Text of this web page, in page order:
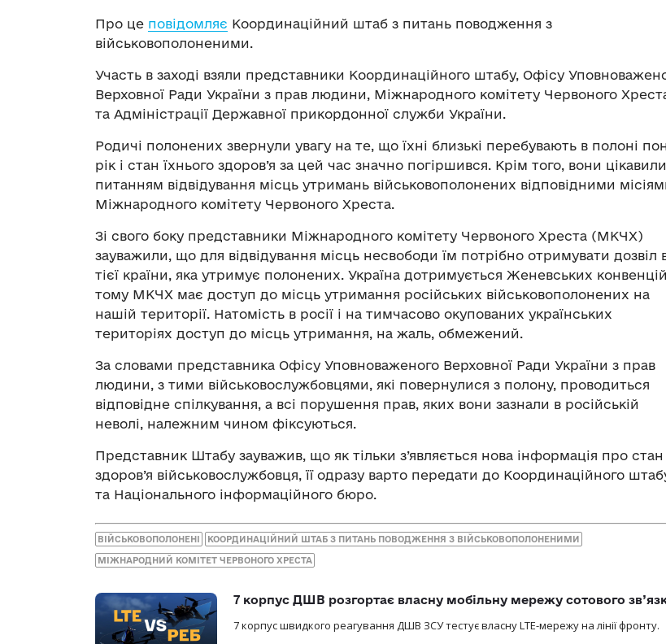
Про це повідомляє Координаційний штаб з питань поводження з
військовополоненими.
Участь в заході взяли представники Координаційного штабу, Офісу
Верховної Ради України з прав людини, Міжнародного комітету Червоного
та Адміністрації Державної прикордонної служби України.
Родичі полонених звернули увагу на те, що їхні близькі перебувають в полоні
рік і стан їхнього здоров’я за цей час значно погіршився. Крім того, вони
питанням відвідування місць утримань військовополонених відповідними
Міжнародного комітету Червоного Хреста.
Зі свого боку представники Міжнародного комітету Червоного Хреста (МКЧХ)
зауважили, що для відвідування місць несвободи їм потрібно отримувати дозвіл
тієї країни, яка утримує полонених. Україна дотримується Женевських конвенцій,
тому МКЧХ має доступ до місць утримання російських військовополонених на
нашій території. Натомість в росії і на тимчасово окупованих українських
територіях доступ до місць утримання, на жаль, обмежений.
За словами представника Офісу Уповноваженого Верховної Ради України з прав
людини, з тими військовослужбовцями, які повернулися з полону, проводиться
відповідне спілкування, а всі порушення прав, яких вони зазнали в російській
неволі, належним чином фіксуються.
Представник Штабу зауважив, що як тільки з’являється нова інформація про стан
здоров’я військовослужбовця, її одразу варто передати до Координаційного
та Національного інформаційного бюро.
ВІЙСЬКОВОПОЛОНЕНІ КООРДИНАЦІЙНИЙ ШТАБ З ПИТАНЬ ПОВОДЖЕННЯ З ВІЙСЬКОВОПОЛОНЕНИМИ
МІЖНАРОДНИЙ КОМІТЕТ ЧЕРВОНОГО ХРЕСТА
7 корпус ДШВ розгортає власну мобільну мережу сотового
7 корпус швидкого реагування ДШВ ЗСУ тестує власну LTE-мережу на лінії фронту.